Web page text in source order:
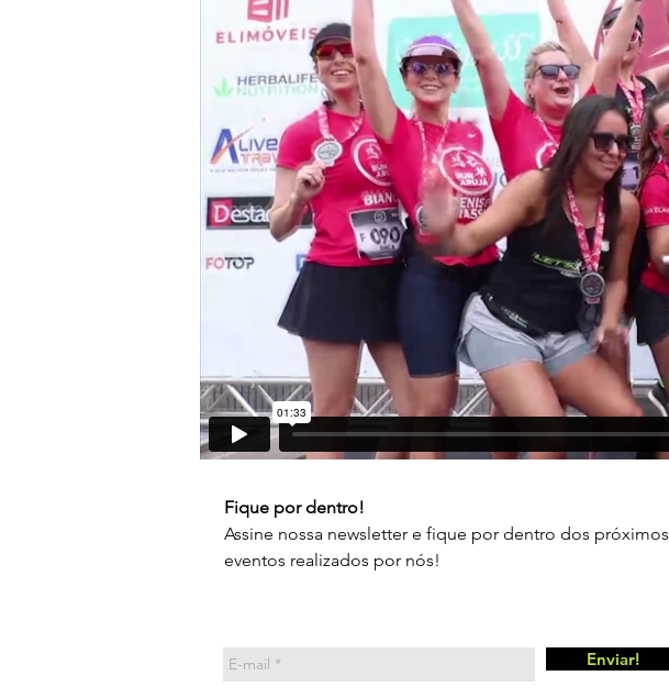
Fique por dentro!
Assine nossa newsletter e fique por dentro dos próximos
eventos realizados por nós!
Enviar!